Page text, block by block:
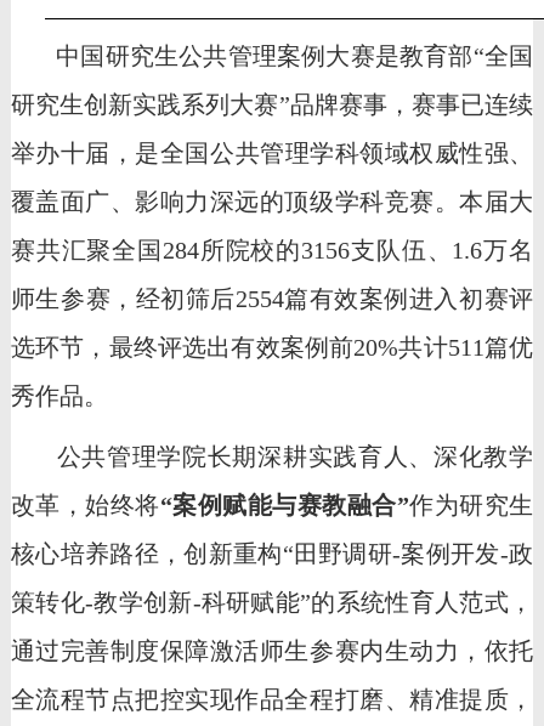
中国研究生公共管理案例大赛是教育部“全国
研究生创新实践系列大赛”品牌赛事，赛事已连续
举办十届， 是全国公共管理学科领域权威性强、
覆盖面广、影响力深远的顶级学科竞赛。本届大
赛共汇聚全国284所院校的3156支队伍、1.6万名
师生参赛， 经初筛后2554篇有效案例进入初赛评
选环节，最终评选出有效案例前20%共计511篇优
秀作品。
公共管理学院长期深耕实践育人、深化教学
改革 ，始终将“案例赋能与赛教融合”作为研究生
核心培养路径，创新重构“田野调研-案例开发-政
策转化-教学创新-科研赋能”的系统性育人范式，
通过完善制度保障激活师生参赛内生动力，依托
全流程节点把控实现作品全程打磨、精准提质，